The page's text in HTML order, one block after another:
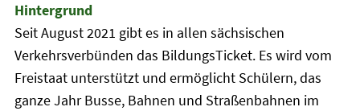
Hintergrund
Seit August 2021 gibt es in allen sächsischen
Verkehrsverbünden das BildungsTicket. Es wird vom
Freistaat unterstützt und ermöglicht Schülern, das
ganze Jahr Busse, Bahnen und Straßenbahnen im